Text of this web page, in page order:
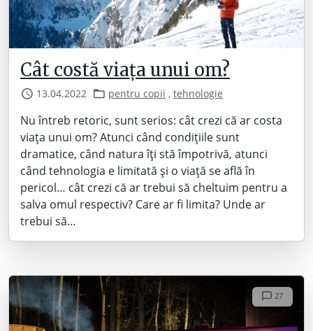
Cât costă viața unui om?
13.04.2022 pentru copii ,tehnologie
Nu întreb retoric, sunt serios: cât crezi că ar costa
viața unui om? Atunci când condițiile sunt
dramatice, când natura îți stă împotrivă, atunci
când tehnologia e limitată și o viață se află în
pericol… cât crezi că ar trebui să cheltuim pentru a
salva omul respectiv? Care ar fi limita? Unde ar
trebui să…
27